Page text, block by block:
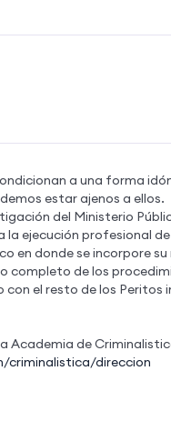
a una forma
estar ajenos a ellos.
del Ministerio
ejecución profesional
en donde se incorpore
de los
el resto de los Peritos
Academia de
criminalistica/direccion